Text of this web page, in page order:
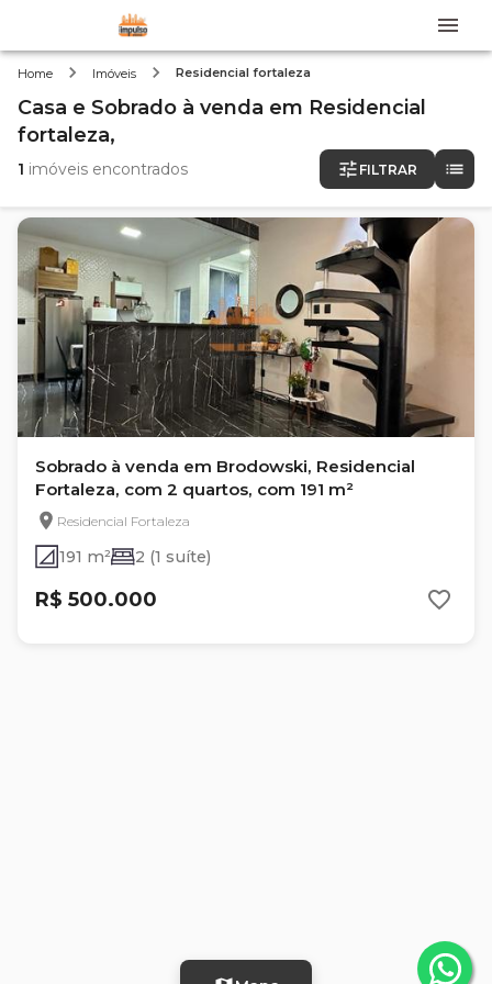
Home Imóveis Residencial fortaleza
Casa e Sobrado à venda em Residencial
fortaleza,
1 imóveis encontrados FILTRAR
Sobrado à venda em Brodowski, Residencial
Fortaleza, com 2 quartos, com 191 m²
Residencial Fortaleza
191 m² 2 (1 suíte)
R$ 500.000